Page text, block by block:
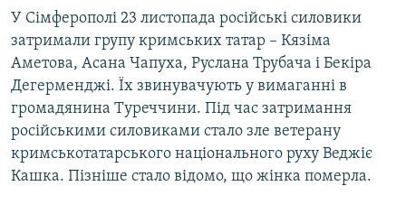
У Сімферополі 23 листопада російські силовики
затримали групу кримських татар – Кязіма
Аметова, Асана Чапуха, Руслана Трубача і Бекіра
Дегерменджі. Їх звинувачують у вимаганні в
громадянина Туреччини. Під час затримання
російськими силовиками стало зле ветерану
кримськотатарського національного руху Веджіє
Кашка. Пізніше стало відомо, що жінка померла.